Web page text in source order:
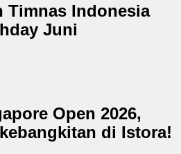
Timnas Indonesia
Juni
Open 2026,
di Istora!